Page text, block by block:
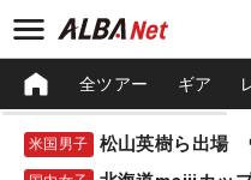
全ツアー ギア
米国男子